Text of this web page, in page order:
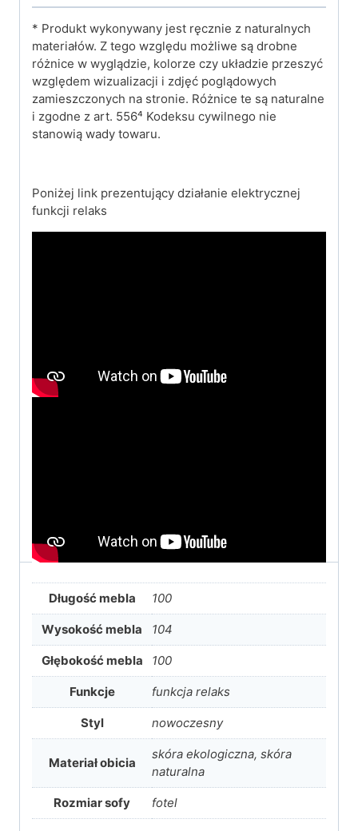
* Produkt wykonywany jest ręcznie z naturalnych
materiałów. Z tego względu możliwe są drobne
różnice w wyglądzie, kolorze czy układzie przeszyć
względem wizualizacji i zdjęć poglądowych
zamieszczonych na stronie. Różnice te są naturalne
i zgodne z art. 556⁴ Kodeksu cywilnego nie
stanowią wady towaru.
Poniżej link prezentujący działanie elektrycznej
funkcji relaks
Długość mebla 100
Wysokość mebla 104
Głębokość mebla 100
Funkcje funkcja relaks
Styl nowoczesny
Materiał obicia
skóra ekologiczna, skóra
naturalna
Rozmiar sofy fotel